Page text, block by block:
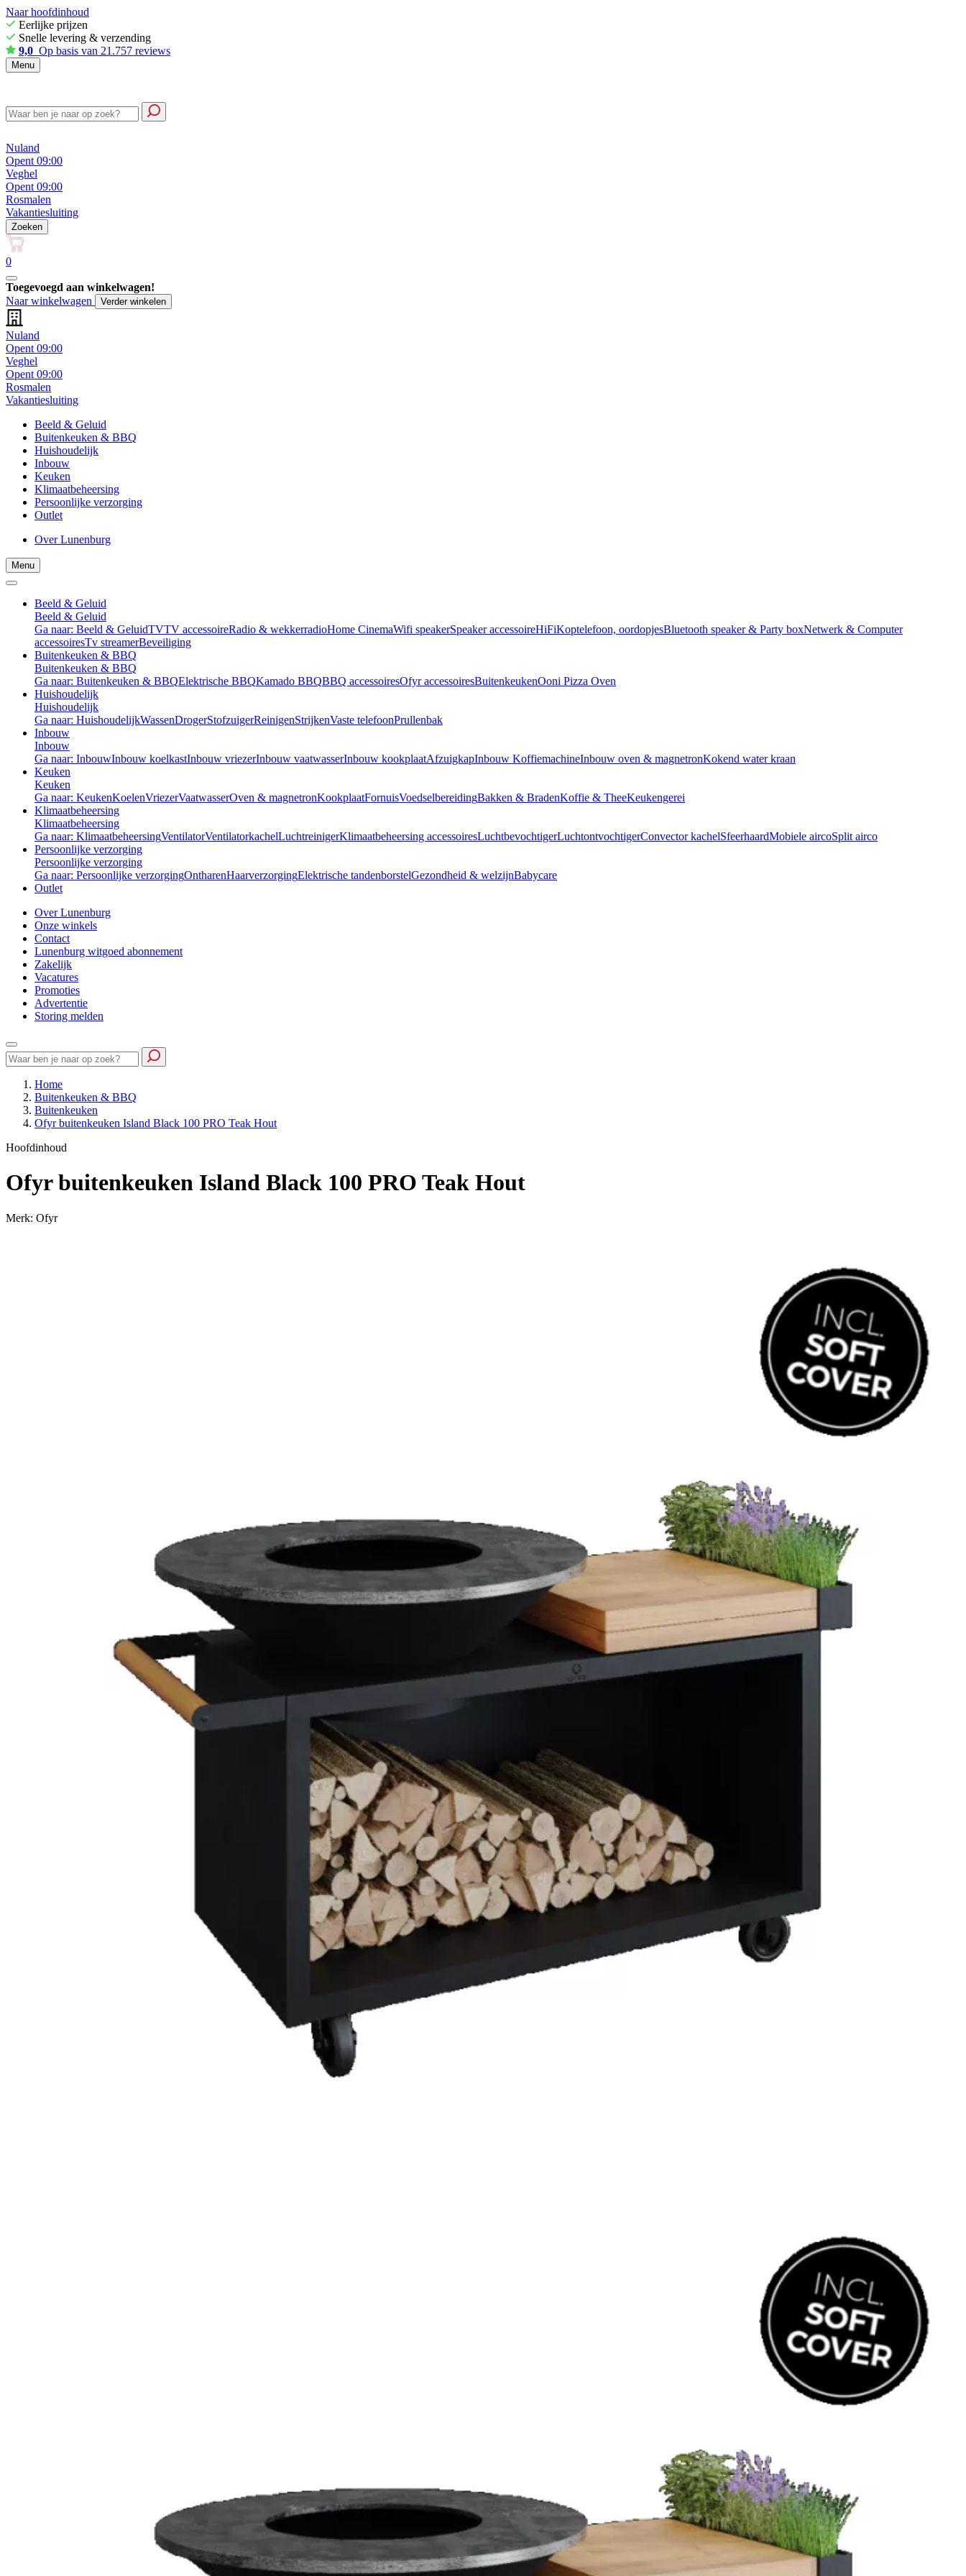
Naar hoofdinhoud
Eerlijke prijzen
Snelle levering & verzending
9,0 Op basis van 21.757 reviews
Menu
Nuland
Opent 09:00
Veghel
Opent 09:00
Rosmalen
Vakantiesluiting
Zoeken
0
Toegevoegd aan winkelwagen!
Naar winkelwagen
Verder winkelen
Nuland
Opent 09:00
Veghel
Opent 09:00
Rosmalen
Vakantiesluiting
Beeld & Geluid
Buitenkeuken & BBQ
Huishoudelijk
Inbouw
Keuken
Klimaatbeheersing
Persoonlijke verzorging
Outlet
Over Lunenburg
Menu
Beeld & Geluid
Beeld & Geluid
Ga naar: Beeld & GeluidTVTV accessoireRadio & wekkerradioHome CinemaWifi speakerSpeaker accessoireHiFiKoptelefoon, oordopjesBluetooth speaker & Party boxNetwerk & Computer
accessoiresTv streamerBeveiliging
Buitenkeuken & BBQ
Buitenkeuken & BBQ
Ga naar: Buitenkeuken & BBQElektrische BBQKamado BBQBBQ accessoiresOfyr accessoiresBuitenkeukenOoni Pizza Oven
Huishoudelijk
Huishoudelijk
Ga naar: HuishoudelijkWassenDrogerStofzuigerReinigenStrijkenVaste telefoonPrullenbak
Inbouw
Inbouw
Ga naar: InbouwInbouw koelkastInbouw vriezerInbouw vaatwasserInbouw kookplaatAfzuigkapInbouw KoffiemachineInbouw oven & magnetronKokend water kraan
Keuken
Keuken
Ga naar: KeukenKoelenVriezerVaatwasserOven & magnetronKookplaatFornuisVoedselbereidingBakken & BradenKoffie & TheeKeukengerei
Klimaatbeheersing
Klimaatbeheersing
Ga naar: KlimaatbeheersingVentilatorVentilatorkachelLuchtreinigerKlimaatbeheersing accessoiresLuchtbevochtigerLuchtontvochtigerConvector kachelSfeerhaardMobiele aircoSplit airco
Persoonlijke verzorging
Persoonlijke verzorging
Ga naar: Persoonlijke verzorgingOntharenHaarverzorgingElektrische tandenborstelGezondheid & welzijnBabycare
Outlet
Over Lunenburg
Onze winkels
Contact
Lunenburg witgoed abonnement
Zakelijk
Vacatures
Promoties
Advertentie
Storing melden
Home
Buitenkeuken & BBQ
Buitenkeuken
Ofyr buitenkeuken Island Black 100 PRO Teak Hout
Hoofdinhoud
Ofyr buitenkeuken Island Black 100 PRO Teak Hout
Merk: Ofyr